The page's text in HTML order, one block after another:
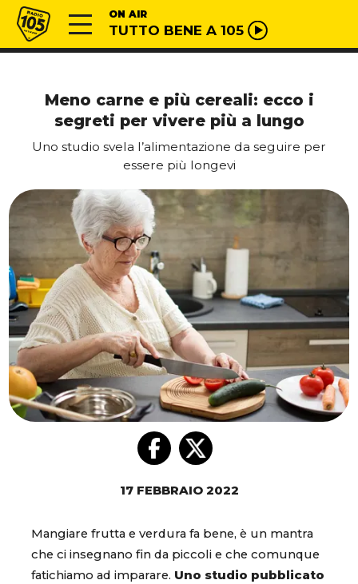
Vai al contenuto
Radio 105 ON AIR
TUTTO BENE A 105
Meno carne e più cereali: ecco i
segreti per vivere più a lungo
Uno studio svela l’alimentazione da seguire per
essere più longevi
17 FEBBRAIO 2022
Mangiare frutta e verdura fa bene, è un mantra
che ci insegnano fin da piccoli e che comunque
fatichiamo ad imparare. Uno studio pubblicato